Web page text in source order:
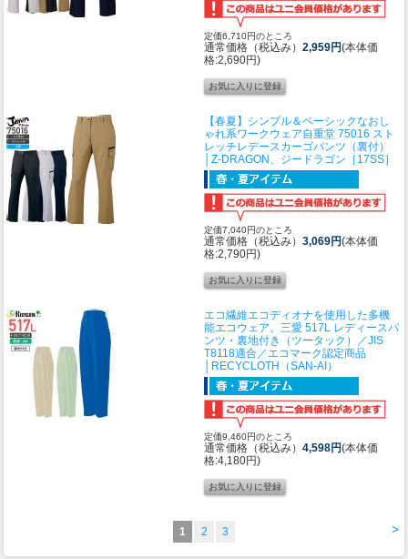
定価6,710円のところ
通常価格（税込み） 2,959円(本体価
格:2,690円)
【春夏】シンプル＆ベーシックなおし
ゃれ系ワークウェア自重堂 75016 スト
レッチレデースカーゴパンツ（裏付）
│Z-DRAGON、ジードラゴン［17SS］
定価7,040円のところ
通常価格（税込み） 3,069円(本体価
格:2,790円)
エコ繊維エコディオナを使用した多機
能エコウェア。 三愛 517L レディースパ
ンツ・裏地付き（ツータック）／JIS
T8118適合／エコマーク認定商品
│RECYCLOTH（SAN-AI）
定価9,460円のところ
通常価格（税込み） 4,598円(本体価
格:4,180円)
>
1 2 3